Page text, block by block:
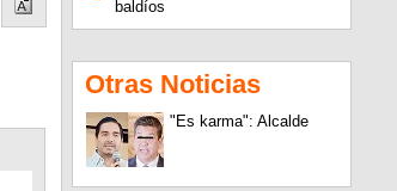
baldíos
Otras Noticias
"Es karma": Alcalde